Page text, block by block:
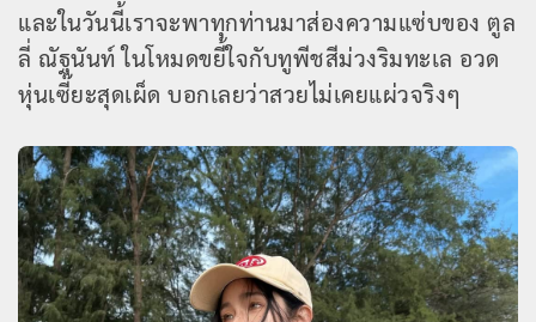
และในวันนี้เราจะพาทุกท่านมาส่องความแซ่บของ ตูล
ลี่ ณัฐนันท์ ในโหมดขยี้ใจกับทูพีชสีม่วงริมทะเล อวด
หุ่นเซี๊ยะสุดเผ็ด บอกเลยว่าสวยไม่เคยแผ่วจริงๆ